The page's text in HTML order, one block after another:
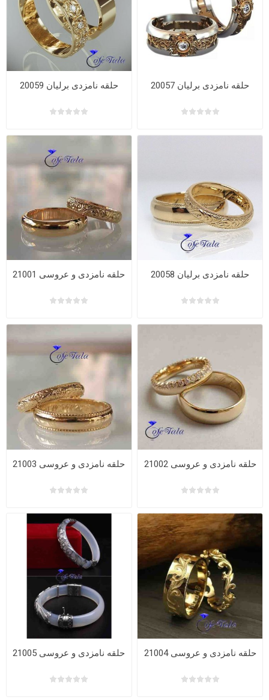
حلقه نامزدی برلیان 20057 حلقه نامزدی برلیان 20059
حلقه نامزدی برلیان 20058 حلقه نامزدی و عروسی 21001
حلقه نامزدی و عروسی 21002 حلقه نامزدی و عروسی 21003
حلقه نامزدی و عروسی 21004 حلقه نامزدی و عروسی 21005